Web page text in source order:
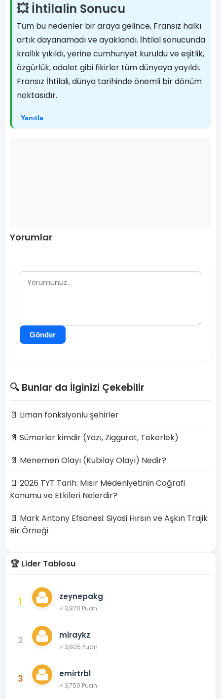
💥 İhtilalin Sonucu
Tüm bu nedenler bir araya gelince, Fransız halkı
artık dayanamadı ve ayaklandı. İhtilal sonucunda
krallık yıkıldı, yerine cumhuriyet kuruldu ve eşitlik,
özgürlük, adalet gibi fikirler tüm dünyaya yayıldı.
Fransız İhtilali, dünya tarihinde önemli bir dönüm
noktasıdır.
Yanıtla
Yorumlar
Gönder
🔍 Bunlar da İlginizi Çekebilir
📄 Liman fonksiyonlu şehirler
📄 Sümerler kimdir (Yazı, Ziggurat, Tekerlek)
📄 Menemen Olayı (Kubilay Olayı) Nedir?
📄 2026 TYT Tarih: Mısır Medeniyetinin Coğrafi
Konumu ve Etkileri Nelerdir?
📄 Mark Antony Efsanesi: Siyasi Hırsın ve Aşkın Trajik
Bir Örneği
🏆 Lider Tablosu
1 zeynepakg
⭐ 3,870 Puan
2 miraykz
⭐ 3,805 Puan
3 emirtrbl
⭐ 3,750 Puan